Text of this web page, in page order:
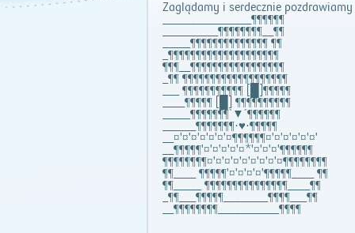
Zaglądamy i serdecznie pozdrawiamy
________________¶¶¶¶¶¶
__________¶¶¶¶¶¶¶¶__¶¶
_____¶¶¶¶¶¶¶¶¶¶¶¶¶¶ ¶¶
_¶¶¶¶¶¶¶¶¶¶¶¶¶¶¶¶¶¶¶¶
¶¶¶__¶¶¶¶¶¶¶¶¶¶¶¶¶¶¶¶¶
_¶¶ ¶¶¶¶¶¶¶¶¶¶¶¶¶¶¶¶¶¶¶
___ ¶¶¶¶¶¶¶¶¶¶¶ [█]¶¶¶¶¶
____¶¶¶¶¶ [█] ¶¶¶¶¶¶¶¶¶¶
_____¶¶¶¶¶¶¶`▼´¶¶¶¶¶¶
______¶¶¶¶¶¶¶·♥·¶¶¶¶¶
__¤'¤'¤'¤'¤'¤'¤¶¶¶¶¶¶¤'¤'¤'¤'¤'¤'
__¶¶¶¶¶'¤'¤'¤'¤'¤*'¤'¤'¤'¶¶¶¶¶¶
¶¶¶¶¶¶¶¶¤'¤'¤'¤'¤'¤'¤'¤'¤¶¶¶¶¶¶¶¶
¶¶____ ¶¶¶¶¶'¤'¤'¤'¤'¶¶¶¶¶____ ¶¶
¶¶_____ ¶¶¶¶¶¶¶¶¶¶¶¶¶¶¶____¶¶
_¶¶___¶¶¶¶¶________¶¶¶¶___¶¶
__¶¶¶¶¶¶¶¶___________¶¶¶¶